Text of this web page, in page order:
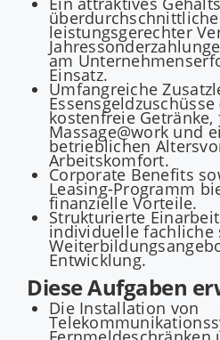
leistungsgerechter
am
Einsatz.
Umfangreiche
Essensgeldzuschüsse
kostenfreie Getränke,
Massage@work und
betrieblichen
Arbeitskomfort.
Corporate Benefits
Leasing-Programm
finanzielle Vorteile.
Strukturierte
individuelle fachliche
Entwicklung.
Diese Aufgaben
Die Installation von